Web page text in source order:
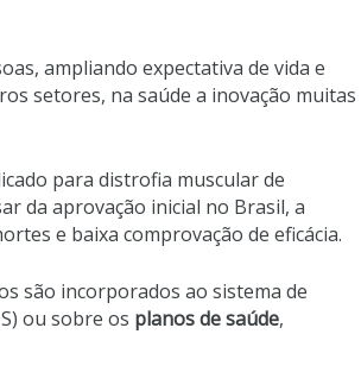
ampliando expectativa de vida e
setores, na saúde a inovação muitas
para distrofia muscular de
da aprovação inicial no Brasil, a
e baixa comprovação de eficácia.
são incorporados ao sistema de
ou sobre os planos de saúde,